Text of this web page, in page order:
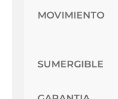
MOVIMIENTO
SUMERGIBLE